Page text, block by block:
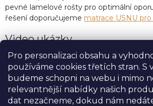
Pro personalizaci obsahu a
používáme cookies třetích stran. S
budeme schopni na webu i mimo
relevantnější nabídky našich
dat nezačneme, dokud nám
pevné lamelové rošty pro optimální
řešení doporučujeme matrace USNU
Video ukázky
Rozkládací postel ALEXA s
Robustní provedení (desky 38 mm),
úložný prostor, snadné rozkládání. Při
170 × 200 cm.